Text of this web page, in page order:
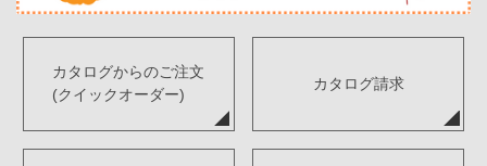
カタログからのご注文
(クイックオーダー)
カタログ請求